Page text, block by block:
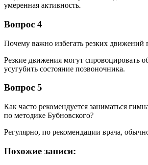
умеренная активность.
Вопрос 4
Почему важно избегать резких движений
Резкие движения могут спровоцировать
усугубить состояние позвоночника.
Вопрос 5
Как часто рекомендуется заниматься
по методике Бубновского?
Регулярно, по рекомендации врача,
Похожие записи: